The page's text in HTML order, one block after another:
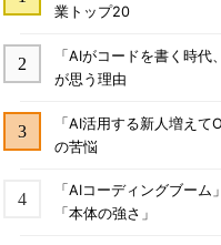
業トップ20
「AIがコードを書く時
が思う理由
「AI活用する新人増え
の苦悩
「AIコーディングブー
「本体の強さ」